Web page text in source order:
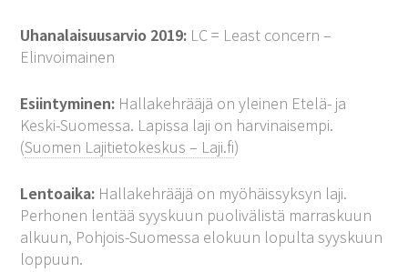
Uhanalaisuusarvio 2019: LC = Least concern –
Elinvoimainen
Esiintyminen: Hallakehrääjä on yleinen Etelä- ja
Keski-Suomessa. Lapissa laji on harvinaisempi.
(Suomen Lajitietokeskus – Laji.fi)
Lentoaika: Hallakehrääjä on myöhäissyksyn laji.
Perhonen lentää syyskuun puolivälistä marraskuun
alkuun, Pohjois-Suomessa elokuun lopulta syyskuun
loppuun.